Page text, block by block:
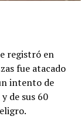
ya que la
debe
embargo, es
se cumple, y
colectivos.
interactuar
registró en
fue atacado
intento de
de sus 60